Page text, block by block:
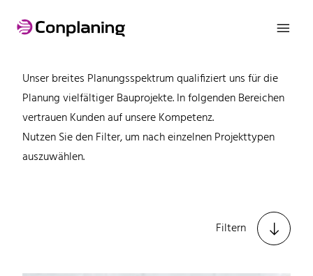

Referenzen
Unser breites Planungsspektrum qualifiziert uns für die
Planung vielfältiger Bauprojekte. In folgenden Bereichen
vertrauen Kunden auf unsere Kompetenz.
Nutzen Sie den Filter, um nach einzelnen Projekttypen
auszuwählen.
Filtern 